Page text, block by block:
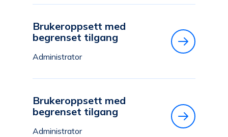
Brukeroppsett med
begrenset tilgang
Administrator
Brukeroppsett med
begrenset tilgang
Administrator